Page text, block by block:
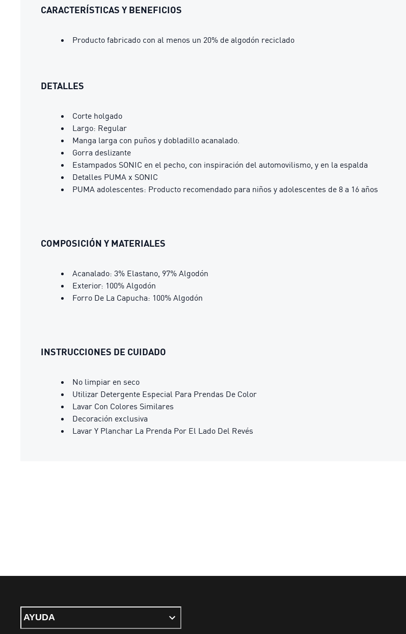
CARACTERÍSTICAS Y BENEFICIOS
Producto fabricado con al menos un 20% de algodón reciclado
DETALLES
Corte holgado
Largo: Regular
Manga larga con puños y dobladillo acanalado.
Gorra deslizante
Estampados SONIC en el pecho, con inspiración del automovilismo, y en la espalda
Detalles PUMA x SONIC
PUMA adolescentes: Producto recomendado para niños y adolescentes de 8 a 16 años
COMPOSICIÓN Y MATERIALES
Acanalado: 3% Elastano, 97% Algodón
Exterior: 100% Algodón
Forro De La Capucha: 100% Algodón
INSTRUCCIONES DE CUIDADO
No limpiar en seco
Utilizar Detergente Especial Para Prendas De Color
Lavar Con Colores Similares
Decoración exclusiva
Lavar Y Planchar La Prenda Por El Lado Del Revés
AYUDA